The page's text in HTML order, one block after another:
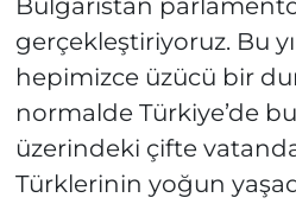
Bulgaristan
gerçekleştiriyoruz. Bu
hepimizce üzücü bir
normalde Türkiye’de
üzerindeki çifte
Türklerinin yoğun